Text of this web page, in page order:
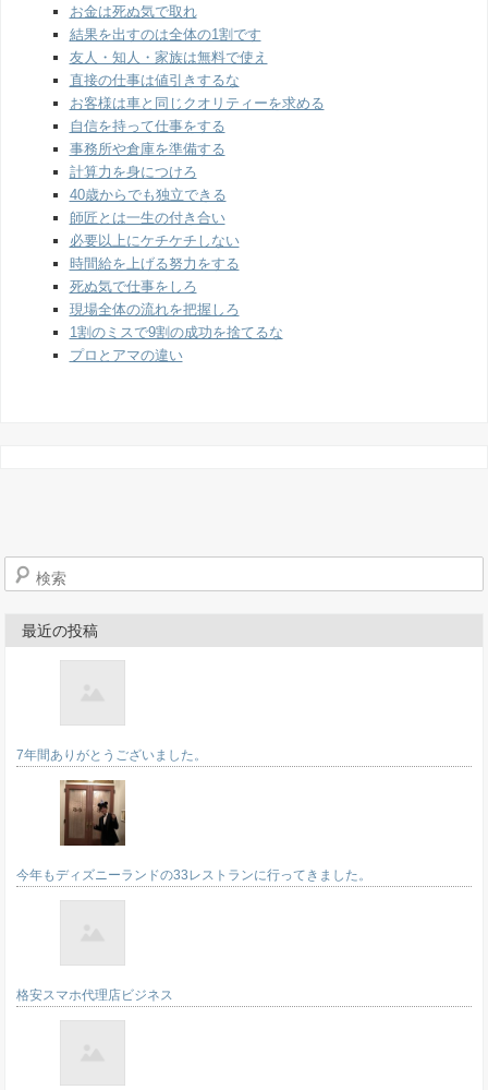
お金は死ぬ気で取れ
結果を出すのは全体の1割です
友人・知人・家族は無料で使え
直接の仕事は値引きするな
お客様は車と同じクオリティーを求める
自信を持って仕事をする
事務所や倉庫を準備する
計算力を身につけろ
40歳からでも独立できる
師匠とは一生の付き合い
必要以上にケチケチしない
時間給を上げる努力をする
死ぬ気で仕事をしろ
現場全体の流れを把握しろ
1割のミスで9割の成功を捨てるな
プロとアマの違い
検索
最近の投稿
7年間ありがとうございました。
今年もディズニーランドの33レストランに行ってきました。
格安スマホ代理店ビジネス